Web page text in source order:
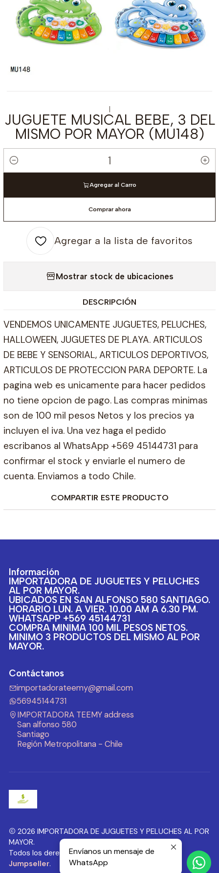
|
JUGUETE MUSICAL BEBE, 3 DEL
MISMO POR MAYOR (MU148)
Cantidad
Agregar al Carro
Comprar ahora
Agregar a la lista de favoritos
Mostrar stock de ubicaciones
DESCRIPCIÓN
VENDEMOS UNICAMENTE JUGUETES, PELUCHES,
HALLOWEEN, JUGUETES DE PLAYA. ARTICULOS
DE BEBE Y SENSORIAL, ARTICULOS DEPORTIVOS,
ARTICULOS DE PROTECCION PARA DEPORTE. La
pagina web es unicamente para hacer pedidos
no tiene opcion de pago. Las compras minimas
son de 100 mil pesos Netos y los precios ya
incluyen el iva. Una vez haga el pedido
escribanos al WhatsApp +569 45144731 para
confirmar el stock y enviarle el numero de
cuenta. Enviamos a todo Chile.
COMPARTIR ESTE PRODUCTO
Información
IMPORTADORA DE JUGUETES Y PELUCHES
AL POR MAYOR.
UBICADOS EN SAN ALFONSO 580 SANTIAGO.
HORARIO LUN. A VIER. 10.00 AM A 6.30 PM.
WHATSAPP +569 45144731
COMPRA MINIMA 100 MIL PESOS NETOS.
MINIMO 3 PRODUCTOS DEL MISMO AL POR
MAYOR.
Contáctanos
importadorateemy@gmail.com
56945144731
IMPORTADORA TEEMY address
San alfonso 580
Santiago
Región Metropolitana - Chile
2026 IMPORTADORA DE JUGUETES Y PELUCHES AL POR
MAYOR.
Todos los derechos reservados.Desarrollado por
Jumpseller.
Envíanos un mensaje de
WhatsApp